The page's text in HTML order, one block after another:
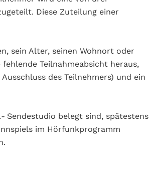
Diese Zuteilung einer
sein Alter, seinen Wohnort oder
Teilnahmeabsicht heraus,
des Teilnehmers) und ein
Sendestudio belegt sind, spätestens
im Hörfunkprogramm